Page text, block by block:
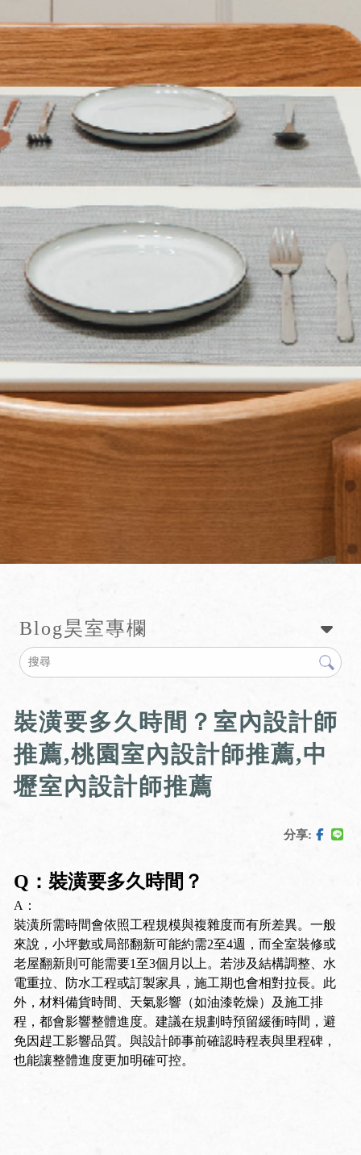
Blog昊室專欄
裝潢要多久時間？室內設計師
推薦,桃園室內設計師推薦,中
壢室內設計師推薦
分享:
Q：裝潢要多久時間？
A：
裝潢所需時間會依照工程規模與複雜度而有所差異。一般
來說，小坪數或局部翻新可能約需2至4週，而全室裝修或
老屋翻新則可能需要1至3個月以上。若涉及結構調整、水
電重拉、防水工程或訂製家具，施工期也會相對拉長。此
外，材料備貨時間、天氣影響（如油漆乾燥）及施工排
程，都會影響整體進度。建議在規劃時預留緩衝時間，避
免因趕工影響品質。與設計師事前確認時程表與里程碑，
也能讓整體進度更加明確可控。